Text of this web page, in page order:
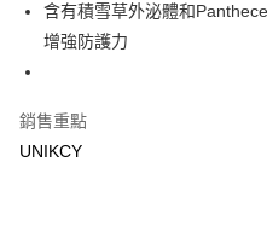
Apple Pay
悠遊付
Google Pay
含有積雪草外泌體和
增強防護力
銷售重點
UNIKCY